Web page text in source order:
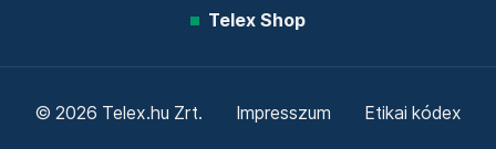
Telex Shop
© 2026 Telex.hu Zrt. Impresszum Etikai kódex